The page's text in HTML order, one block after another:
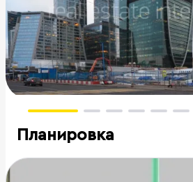
Планировка